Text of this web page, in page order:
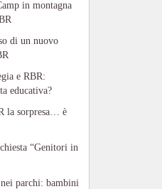
in montagna
di un nuovo
e RBR:
educativa?
la sorpresa… è
“Genitori in
parchi: bambini